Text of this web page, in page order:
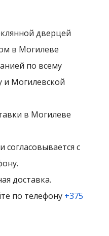
дверцей
в Могилеве
по всему
и Могилевской
в Могилеве
согласовывается с
доставка.
по телефону +375